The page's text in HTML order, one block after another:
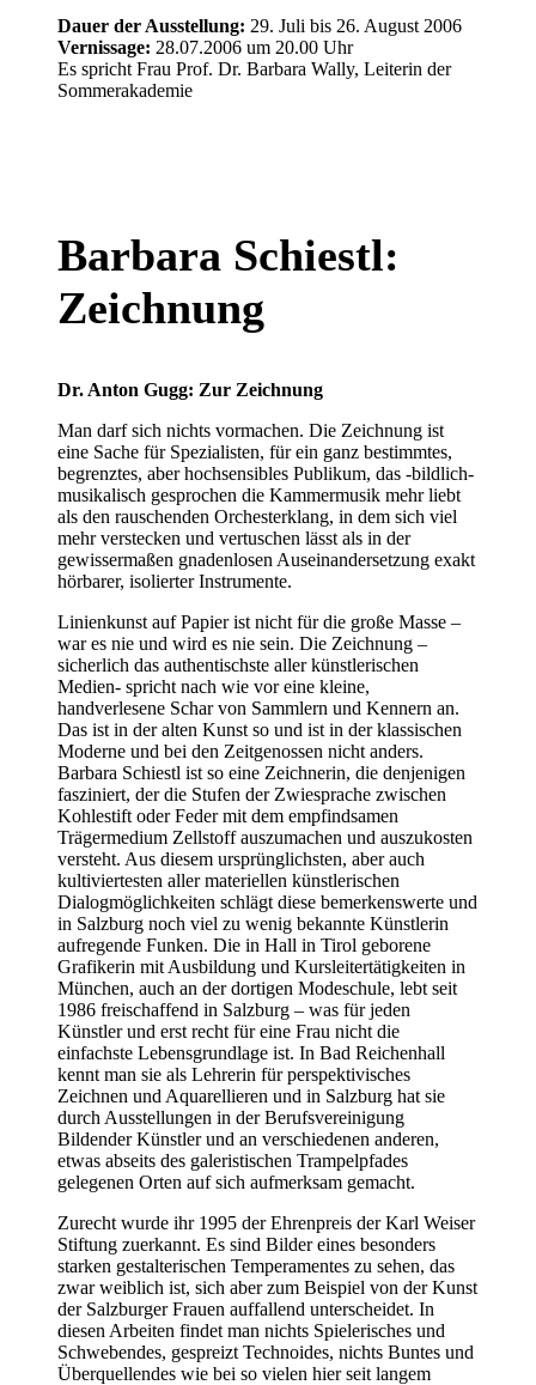
Dauer der Ausstellung: 29. Juli bis 26. August 2006
Vernissage: 28.07.2006 um 20.00 Uhr
Es spricht Frau Prof. Dr. Barbara Wally, Leiterin der
Sommerakademie
Barbara Schiestl:
Zeichnung
Dr. Anton Gugg: Zur Zeichnung
Man darf sich nichts vormachen. Die Zeichnung ist
eine Sache für Spezialisten, für ein ganz bestimmtes,
begrenztes, aber hochsensibles Publikum, das -bildlich-
musikalisch gesprochen die Kammermusik mehr liebt
als den rauschenden Orchesterklang, in dem sich viel
mehr verstecken und vertuschen lässt als in der
gewissermaßen gnadenlosen Auseinandersetzung exakt
hörbarer, isolierter Instrumente.
Linienkunst auf Papier ist nicht für die große Masse –
war es nie und wird es nie sein. Die Zeichnung –
sicherlich das authentischste aller künstlerischen
Medien- spricht nach wie vor eine kleine,
handverlesene Schar von Sammlern und Kennern an.
Das ist in der alten Kunst so und ist in der klassischen
Moderne und bei den Zeitgenossen nicht anders.
Barbara Schiestl ist so eine Zeichnerin, die denjenigen
fasziniert, der die Stufen der Zwiesprache zwischen
Kohlestift oder Feder mit dem empfindsamen
Trägermedium Zellstoff auszumachen und auszukosten
versteht. Aus diesem ursprünglichsten, aber auch
kultiviertesten aller materiellen künstlerischen
Dialogmöglichkeiten schlägt diese bemerkenswerte und
in Salzburg noch viel zu wenig bekannte Künstlerin
aufregende Funken. Die in Hall in Tirol geborene
Grafikerin mit Ausbildung und Kursleitertätigkeiten in
München, auch an der dortigen Modeschule, lebt seit
1986 freischaffend in Salzburg – was für jeden
Künstler und erst recht für eine Frau nicht die
einfachste Lebensgrundlage ist. In Bad Reichenhall
kennt man sie als Lehrerin für perspektivisches
Zeichnen und Aquarellieren und in Salzburg hat sie
durch Ausstellungen in der Berufsvereinigung
Bildender Künstler und an verschiedenen anderen,
etwas abseits des galeristischen Trampelpfades
gelegenen Orten auf sich aufmerksam gemacht.
Zurecht wurde ihr 1995 der Ehrenpreis der Karl Weiser
Stiftung zuerkannt. Es sind Bilder eines besonders
starken gestalterischen Temperamentes zu sehen, das
zwar weiblich ist, sich aber zum Beispiel von der Kunst
der Salzburger Frauen auffallend unterscheidet. In
diesen Arbeiten findet man nichts Spielerisches und
Schwebendes, gespreizt Technoides, nichts Buntes und
Überquellendes wie bei so vielen hier seit langem